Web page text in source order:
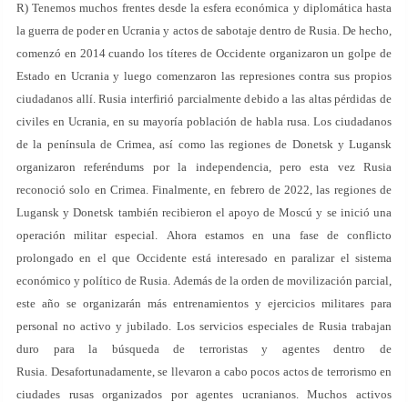
R) Tenemos muchos frentes desde la esfera económica y diplomática hasta
la guerra de poder en Ucrania y actos de sabotaje dentro de Rusia. De hecho,
comenzó en 2014 cuando los títeres de Occidente organizaron un golpe de
Estado en Ucrania y luego comenzaron las represiones contra sus propios
ciudadanos allí. Rusia interfirió parcialmente debido a las altas pérdidas de
civiles en Ucrania, en su mayoría población de habla rusa. Los ciudadanos
de la península de Crimea, así como las regiones de Donetsk y Lugansk
organizaron referéndums por la independencia, pero esta vez Rusia
reconoció solo en Crimea. Finalmente, en febrero de 2022, las regiones de
Lugansk y Donetsk también recibieron el apoyo de Moscú y se inició una
operación militar especial. Ahora estamos en una fase de conflicto
prolongado en el que Occidente está interesado en paralizar el sistema
económico y político de Rusia. Además de la orden de movilización parcial,
este año se organizarán más entrenamientos y ejercicios militares para
personal no activo y jubilado. Los servicios especiales de Rusia trabajan
duro para la búsqueda de terroristas y agentes dentro de
Rusia. Desafortunadamente, se llevaron a cabo pocos actos de terrorismo en
ciudades rusas organizados por agentes ucranianos. Muchos activos